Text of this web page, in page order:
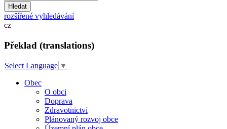
Hledat
rozšířené vyhledávání
cz
Překlad (translations)
Select Language ▼
Obec
O obci
Doprava
Zdravotnictví
Plánovaný rozvoj obce